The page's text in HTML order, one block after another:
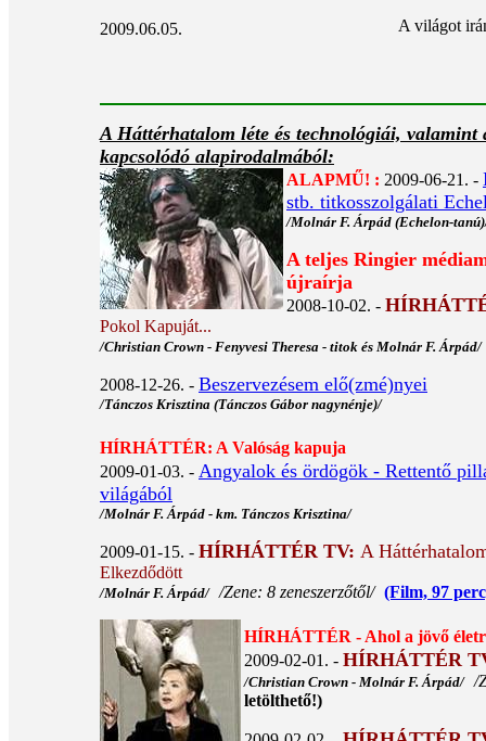
2009.06.05. A világot
A Háttérhatalom léte és technológiái, valamint
kapcsolódó alapirodalmából:
ALAPMŰ! : 2009-06-21. -
stb. titkosszolgálati
/Molnár F. Árpád (Echelon-
A teljes Ringier
újraírja
2008-10-02. -
Pokol Kapuját...
/Christian Crown - Fenyvesi Theresa - titok és Molnár F. Árpád/
2008-12-26. - Beszervezésem elő(zmé)nyei
/Tánczos Krisztina (Tánczos Gábor nagynénje)/
HÍRHÁTTÉR: A Valóság kapuja
2009-01-03. - Angyalok és ördögök - Rettentő
világából
/Molnár F. Árpád - km. Tánczos Krisztina/
2009-01-15. - HÍRHÁTTÉR TV: A
Elkezdődött
/Molnár F. Árpád//Zene: 8 zeneszerzőtől/ (Film, 97
HÍRHÁTTÉR - Ahol a jövő
2009-02-01. - HÍRHÁTTÉR
/Christian Crown - Molnár F. Árpád//
letölthető!)